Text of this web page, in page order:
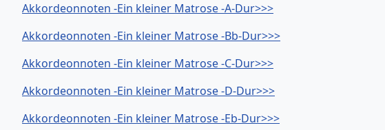
Akkordeonnoten -Ein kleiner Matrose -A-Dur>>>
Akkordeonnoten -Ein kleiner Matrose -Bb-Dur>>>
Akkordeonnoten -Ein kleiner Matrose -C-Dur>>>
Akkordeonnoten -Ein kleiner Matrose -D-Dur>>>
Akkordeonnoten -Ein kleiner Matrose -Eb-Dur>>>